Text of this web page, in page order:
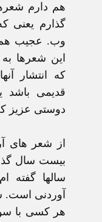
هم دارم
گذارم يعنی
وب. عجيب هم
اين شعرها
که انتشار
قديمی باشد
دوستی عزيز
از شعر های
بيست سال
سالها گفته
آوردنی
هر کسی با